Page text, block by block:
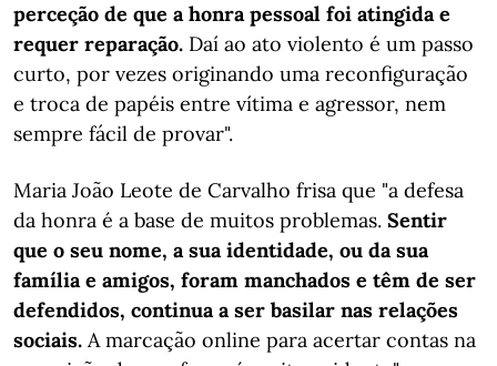
perceção de que a honra pessoal foi atingida e
requer reparação. Daí ao ato violento é um passo
curto, por vezes originando uma reconfiguração
e troca de papéis entre vítima e agressor, nem
sempre fácil de provar".
Maria João Leote de Carvalho frisa que "a defesa
da honra é a base de muitos problemas. Sentir
que o seu nome, a sua identidade, ou da sua
família e amigos, foram manchados e têm de ser
defendidos, continua a ser basilar nas relações
sociais. A marcação online para acertar contas na